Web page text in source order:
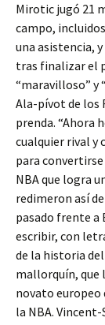
Mirotic jugó 21
campo,
una asistencia,
tras finalizar el
“maravilloso” y
Ala-pívot de los
prenda. “Ahora
cualquier rival y
para
NBA que logra
redimeron así
pasado frente a
escribir, con
de la historia
mallorquín, que
novato europeo
la NBA.